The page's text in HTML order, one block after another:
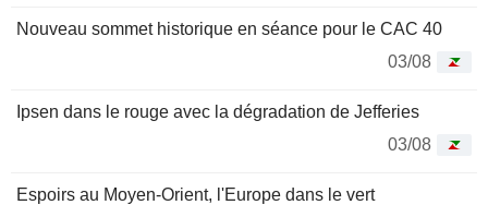
Nouveau sommet historique en séance pour le CAC 40
03/08
Ipsen dans le rouge avec la dégradation de Jefferies
03/08
Espoirs au Moyen-Orient, l'Europe dans le vert